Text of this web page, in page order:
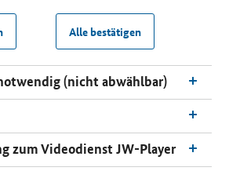
Alle bestätigen
(nicht abwählbar)
zum Videodienst JW-Player